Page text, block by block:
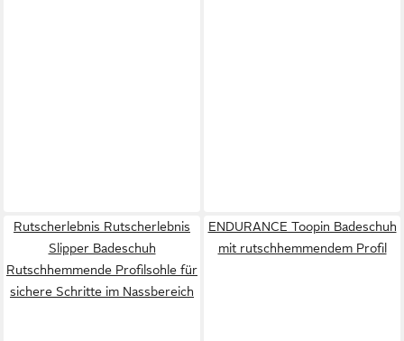
Rutscherlebnis Rutscherlebnis
Slipper Badeschuh
Rutschhemmende Profilsohle für
sichere Schritte im Nassbereich
ENDURANCE Toopin Badeschuh
mit rutschhemmendem Profil